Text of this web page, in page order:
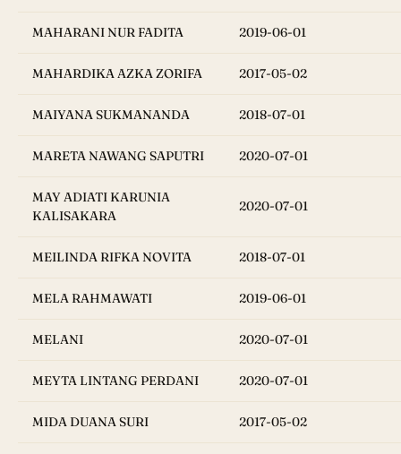
MAHARANI NUR FADITA 2019-06-01
MAHARDIKA AZKA ZORIFA 2017-05-02
MAIYANA SUKMANANDA 2018-07-01
MARETA NAWANG SAPUTRI 2020-07-01
MAY ADIATI KARUNIA
KALISAKARA
2020-07-01
MEILINDA RIFKA NOVITA 2018-07-01
MELA RAHMAWATI 2019-06-01
MELANI 2020-07-01
MEYTA LINTANG PERDANI 2020-07-01
MIDA DUANA SURI 2017-05-02